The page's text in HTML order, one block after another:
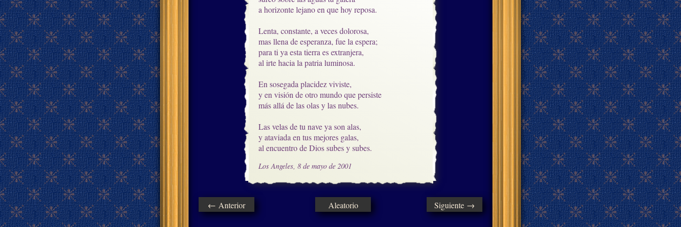
a horizonte lejano en que hoy reposa.
Lenta, constante, a veces dolorosa,
mas llena de esperanza, fue la espera;
para ti ya esta tierra es extranjera,
al irte hacia la patria luminosa.
En sosegada placidez viviste,
y en visión de otro mundo que persiste
más allá de las olas y las nubes.
Las velas de tu nave ya son alas,
y ataviada en tus mejores galas,
al encuentro de Dios subes y subes.
Los Angeles, 8 de mayo de 2001
← Anterior Aleatorio Siguiente →